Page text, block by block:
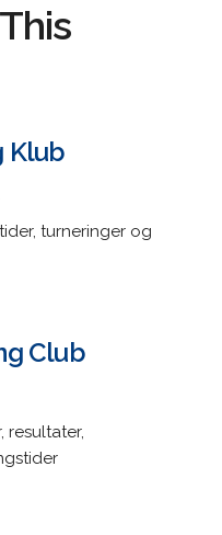
Klub
turneringer og
Club
resultater,